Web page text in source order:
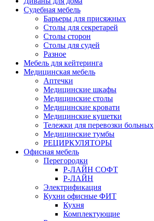
Судебная мебель
Барьеры для присяжных
Столы для секретарей
Столы сторон
Столы для судей
Разное
Мебель для кейтеринга
Медицинская мебель
Аптечки
Медицинские шкафы
Медицинские столы
Медицинские кровати
Медицинские кушетки
Тележки для перевозки больных
Медицинские тумбы
РЕЦИРКУЛЯТОРЫ
Офисная мебель
Перегородки
Р-ЛАЙН СОФТ
Р-ЛАЙН
Электрификация
Кухни офисные ФИТ
Кухня
Комплектующие